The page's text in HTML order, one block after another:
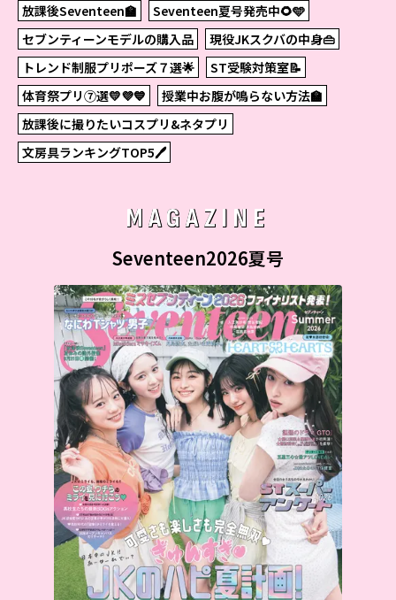
放課後Seventeen🏫
Seventeen夏号発売中🌻🩵
セブンティーンモデルの購入品
現役JKスクバの中身👜
トレンド制服プリポーズ７選🌟
ST受験対策室📝
体育祭プリ⑦選💛💜💙
授業中お腹が鳴らない方法🏫
放課後に撮りたいコスプリ&ネタプリ
文房具ランキングTOP5🖊
MAGAZINE
Seventeen2026夏号